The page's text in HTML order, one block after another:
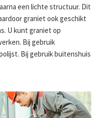
een lichte structuur. Dit
graniet ook geschikt
U kunt graniet op
Bij gebruik
Bij gebruik buitenshuis